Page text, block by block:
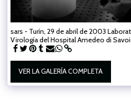
sars - Turín, 29 de abril de 2003
Virología del Hospital Amedeo di
VER LA GALERÍA COMPLETA